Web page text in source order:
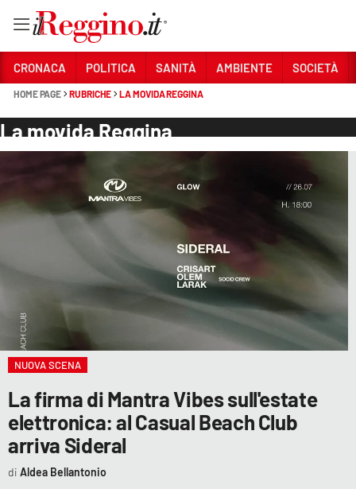
CRONACA
POLITICA
SANITÀ
ECONOMIA E LAVORO
EVENTI
SPORT
Streaming
LAC TV
CRONACA POLITICA SANITÀ AMBIENTE SOCIETÀ
HOME PAGE RUBRICHE LA MOVIDA REGGINA
La movida Reggina
NUOVA SCENA
La firma di Mantra Vibes sull'estate
elettronica: al Casual Beach Club
arriva Sideral
Aldea Bellantonio